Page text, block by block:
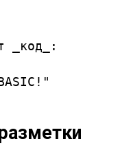
_код_: